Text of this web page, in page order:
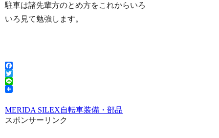
駐車は諸先輩方のとめ方をこれからいろ
いろ見て勉強します。
Facebook
Twitter
Line
MERIDA SILEX自転車装備・部品
スポンサーリンク